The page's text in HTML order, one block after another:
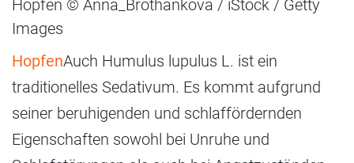
Hopfen © Anna_Brothankova / iStock / Getty
Images
HopfenAuch Humulus lupulus L. ist ein
traditionelles Sedativum. Es kommt aufgrund
seiner beruhigenden und schlaffördernden
Eigenschaften sowohl bei Unruhe und